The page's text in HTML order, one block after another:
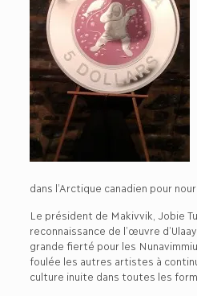
dans l’Arctique canadien pour
Le président de Makivvik, Jobie
reconnaissance de l’œuvre
grande fierté pour les
foulée les autres artistes à
culture inuite dans toutes les